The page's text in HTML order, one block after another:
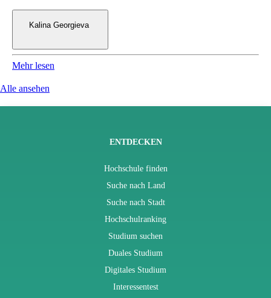
Kalina Georgieva
Mehr lesen
Alle ansehen
ENTDECKEN
Hochschule finden
Suche nach Land
Suche nach Stadt
Hochschulranking
Studium suchen
Duales Studium
Digitales Studium
Interessentest